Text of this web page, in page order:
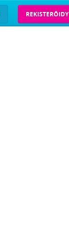
REKISTERÖIDY